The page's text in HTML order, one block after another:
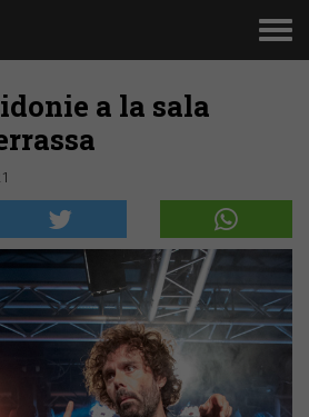
a la sala